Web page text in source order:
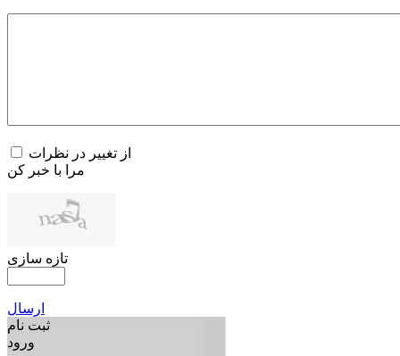
از تغییر در نظرات
مرا با خبر کن
تازه سازی
ارسال
ثبت نام
ورود